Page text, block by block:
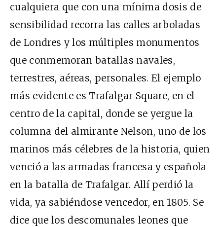
cualquiera que con una mínima dosis de
sensibilidad recorra las calles arboladas
de Londres y los múltiples monumentos
que conmemoran batallas navales,
terrestres, aéreas, personales. El ejemplo
más evidente es Trafalgar Square, en el
centro de la capital, donde se yergue la
columna del almirante Nelson, uno de los
marinos más célebres de la historia, quien
venció a las armadas francesa y española
en la batalla de Trafalgar. Allí perdió la
vida, ya sabiéndose vencedor, en 1805. Se
dice que los descomunales leones que